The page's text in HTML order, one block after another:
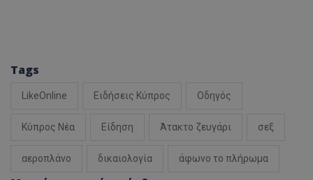
Tags
LikeOnline Ειδήσεις Κύπρος Οδηγός
Κύπρος Νέα Είδηση Άτακτο ζευγάρι σεξ
αεροπλάνο δικαιολογία άφωνο το πλήρωμα